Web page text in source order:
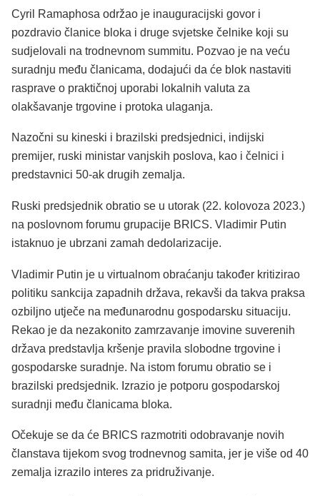
Cyril Ramaphosa održao je inauguracijski govor i
pozdravio članice bloka i druge svjetske čelnike koji su
sudjelovali na trodnevnom summitu. Pozvao je na veću
suradnju među članicama, dodajući da će blok nastaviti
rasprave o praktičnoj uporabi lokalnih valuta za
olakšavanje trgovine i protoka ulaganja.
Nazočni su kineski i brazilski predsjednici, indijski
premijer, ruski ministar vanjskih poslova, kao i čelnici i
predstavnici 50-ak drugih zemalja.
Ruski predsjednik obratio se u utorak (22. kolovoza 2023.)
na poslovnom forumu grupacije BRICS. Vladimir Putin
istaknuo je ubrzani zamah dedolarizacije.
Vladimir Putin je u virtualnom obraćanju također kritizirao
politiku sankcija zapadnih država, rekavši da takva praksa
ozbiljno utječe na međunarodnu gospodarsku situaciju.
Rekao je da nezakonito zamrzavanje imovine suverenih
država predstavlja kršenje pravila slobodne trgovine i
gospodarske suradnje. Na istom forumu obratio se i
brazilski predsjednik. Izrazio je potporu gospodarskoj
suradnji među članicama bloka.
Očekuje se da će BRICS razmotriti odobravanje novih
članstava tijekom svog trodnevnog samita, jer je više od 40
zemalja izrazilo interes za pridruživanje.